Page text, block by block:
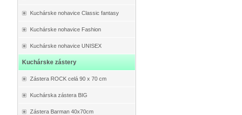
Kuchárske nohavice Classic fantasy
Kuchárske nohavice Fashion
Kuchárske nohavice UNISEX
Kuchárske zástery
Zástera ROCK celá 90 x 70 cm
Kuchárska zástera BIG
Zástera Barman 40x70cm